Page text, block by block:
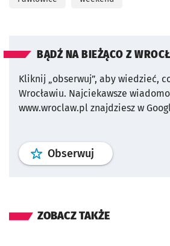
BĄDŹ NA BIEŻĄCO Z
Kliknij „obserwuj”, aby wiedzieć,
Wrocławiu. Najciekawsze
www.wroclaw.pl znajdziesz w
Obserwuj profil
ZOBACZ TAKŻE